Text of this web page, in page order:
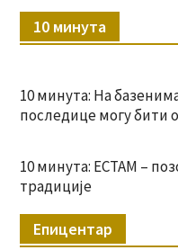
10 минута
10 минута: На
последице могу бити
10 минута: ЕСТАМ –
традиције
Епицентар